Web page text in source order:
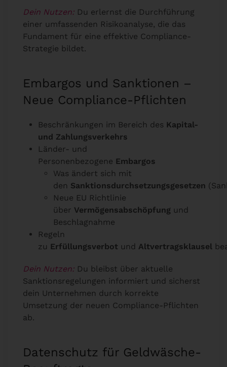
Dein Nutzen: Du erlernst die Durchführung
einer umfassenden Risikoanalyse, die das
Fundament für eine effektive Compliance-
Strategie bildet.
Embargos und Sanktionen –
Neue Compliance-Pflichten
Beschränkungen im Bereich des Kapital-
und Zahlungsverkehrs
Länder- und
Personenbezogene Embargos
Was ändert sich mit
den Sanktionsdurchsetzungsgesetzen
Neue EU Richtlinie
über Vermögensabschöpfung und
Beschlagnahme
Regeln
zu Erfüllungsverbot und Altvertragsklausel
Dein Nutzen: Du bleibst über aktuelle
Sanktionsregelungen informiert und sicherst
dein Unternehmen durch korrekte
Umsetzung der neuen Compliance-Pflichten
ab.
Datenschutz für Geldwäsche-